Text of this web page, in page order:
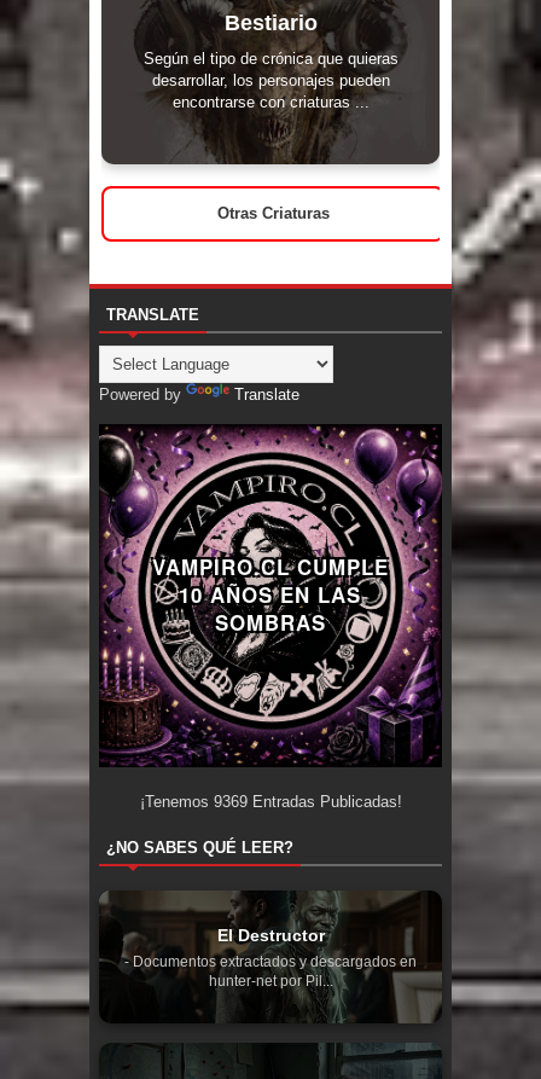
Bestiario
Según el tipo de crónica que quieras
desarrollar, los personajes pueden
encontrarse con criaturas ...
Otras Criaturas
TRANSLATE
Powered by Translate
VAMPIRO.CL CUMPLE
10 AÑOS EN LAS
SOMBRAS
¡Tenemos 9369Entradas Publicadas!
¿NO SABES QUÉ LEER?
El Destructor
- Documentos extractados y descargados en
hunter-net por Pil...